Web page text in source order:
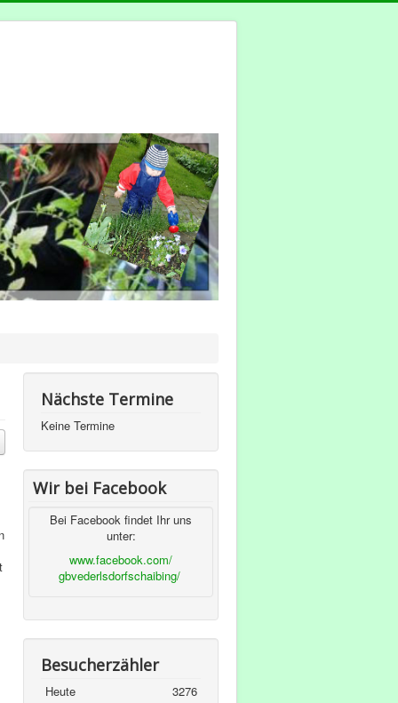
Nächste Termine
Keine Termine
Wir bei Facebook
Bei Facebook findet Ihr uns
unter:
www.facebook.com/
gbvederlsdorfschaibing/
Besucherzähler
Heute
3276